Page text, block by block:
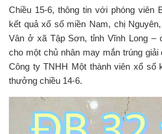
Chiều 15-6, thông tin với phóng viên
kết quả xổ số miền Nam, chị
Vân ở xã Tập Sơn, tỉnh Vĩnh Long –
cho một chủ nhân may mắn trúng
Công ty TNHH Một thành viên xổ số
thưởng chiều 14-6.